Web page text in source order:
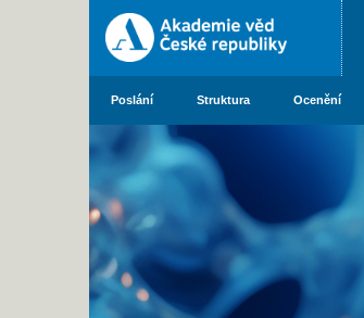
Poslání Struktura Ocenění